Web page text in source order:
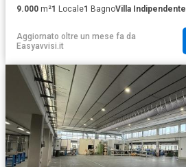
9.000 m²1 Locale1 BagnoVilla Indipendente
Aggiornato oltre un mese fa da
Easyavvisi.it